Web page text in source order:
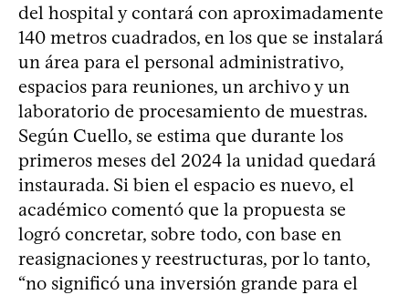
del hospital y contará con aproximadamente
140 metros cuadrados, en los que se instalará
un área para el personal administrativo,
espacios para reuniones, un archivo y un
laboratorio de procesamiento de muestras.
Según Cuello, se estima que durante los
primeros meses del 2024 la unidad quedará
instaurada. Si bien el espacio es nuevo, el
académico comentó que la propuesta se
logró concretar, sobre todo, con base en
reasignaciones y reestructuras, por lo tanto,
“no significó una inversión grande para el